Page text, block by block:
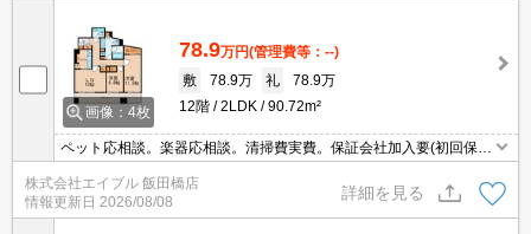
画像：4枚
78.9万円(管理費等：--)
敷
78.9万 礼
78.9万
12階
2LDK 90.72m²
ペット応相談。楽器応相談。清掃費実費。保証会社加入要(初回保証
料賃料の50%、月次保証料1.3%)。仲介手数料家賃の55%。宅配ボ
ックスあり。フロントサービスあり。TVインターホン付き。洗濯機
付き。
株式会社エイブル 飯田橋店
情報更新日 2026/08/08
詳細を見る